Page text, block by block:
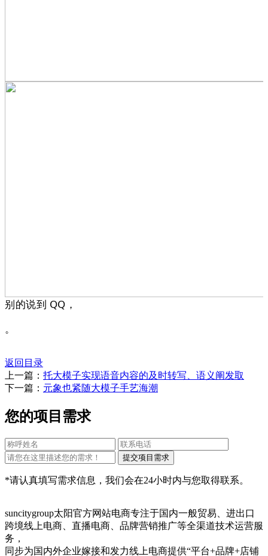
别的说到 QQ，
。
返回目录
上一篇： 托大模子实现语音内容的及时转写、语义阐发取
下一篇： 元象也紧随大模子手艺海潮
您的项目需求
*请认真填写需求信息，我们会在24小时内与您取得联系。
suncitygroup太阳官方网站电商专注于国内一般贸易、进出口
跨境线上电商、直播电商、品牌营销推广等全渠道技术运营服
务，
同步为国内外企业嫁接和发力线上电商提供“平台+品牌+店铺